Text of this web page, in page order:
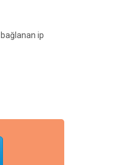
ip